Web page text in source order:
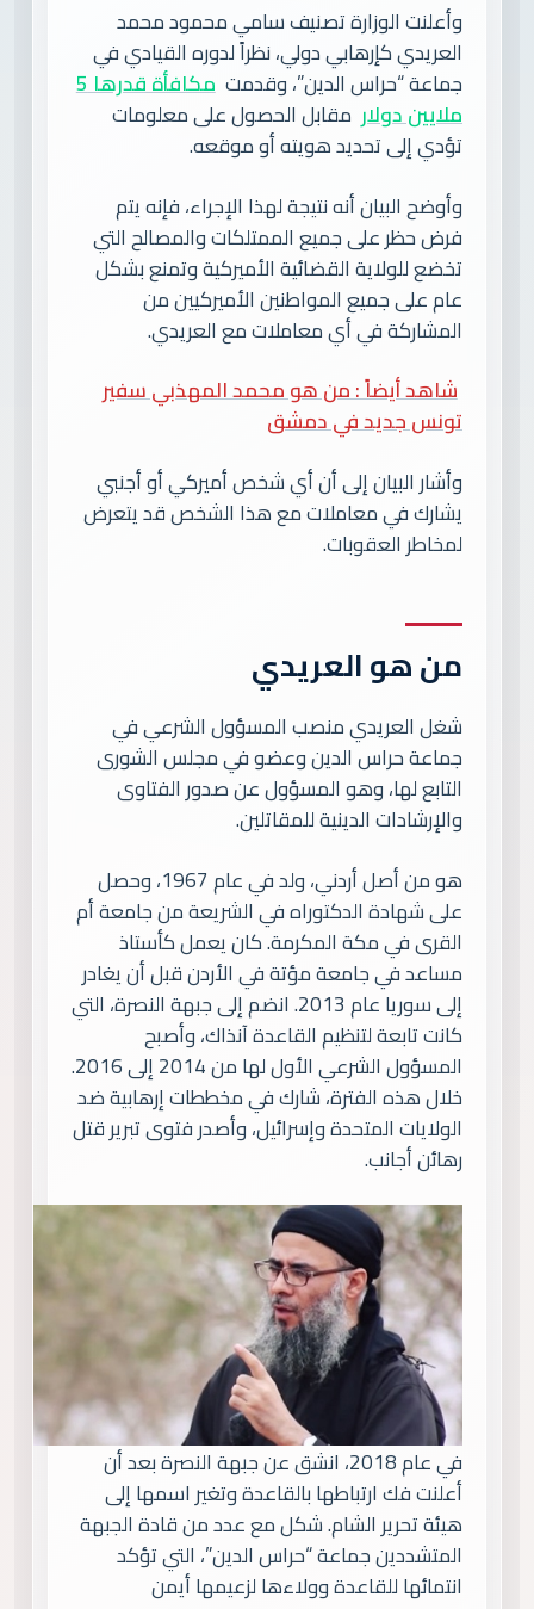
وأعلنت الوزارة تصنيف سامي محمود محمد
العريدي كإرهابي دولي، نظراً لدوره القيادي في
جماعة “حراس الدين”، وقدمت
مكافأة قدرها 5
ملايين دولار مقابل الحصول على معلومات
تؤدي إلى تحديد هويته أو موقعه.
وأوضح البيان أنه نتيجة لهذا الإجراء، فإنه يتم
فرض حظر على جميع الممتلكات والمصالح التي
تخضع للولاية القضائية الأميركية وتمنع بشكل
عام على جميع المواطنين الأميركيين من
المشاركة في أي معاملات مع العريدي.
شاهد أيضاً : من هو محمد المهذبي سفير
تونس جديد في دمشق
وأشار البيان إلى أن أي شخص أميركي أو أجنبي
يشارك في معاملات مع هذا الشخص قد يتعرض
لمخاطر العقوبات.
من هو العريدي
شغل العريدي منصب المسؤول الشرعي في
جماعة حراس الدين وعضو في مجلس الشورى
التابع لها، وهو المسؤول عن صدور الفتاوى
والإرشادات الدينية للمقاتلين.
هو من أصل أردني، ولد في عام 1967، وحصل
على شهادة الدكتوراه في الشريعة من جامعة أم
القرى في مكة المكرمة. كان يعمل كأستاذ
مساعد في جامعة مؤتة في الأردن قبل أن يغادر
إلى سوريا عام 2013. انضم إلى جبهة النصرة، التي
كانت تابعة لتنظيم القاعدة آنذاك، وأصبح
المسؤول الشرعي الأول لها من 2014 إلى 2016.
خلال هذه الفترة، شارك في مخططات إرهابية ضد
الولايات المتحدة وإسرائيل، وأصدر فتوى تبرير قتل
رهائن أجانب.
في عام 2018، انشق عن جبهة النصرة بعد أن
أعلنت فك ارتباطها بالقاعدة وتغير اسمها إلى
هيئة تحرير الشام. شكل مع عدد من قادة الجبهة
المتشددين جماعة “حراس الدين”، التي تؤكد
انتمائها للقاعدة وولاءها لزعيمها أيمن